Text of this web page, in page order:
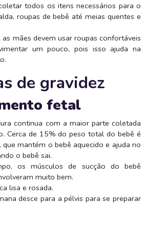
todos os itens necessários para o
roupas de bebê até meias quentes e
as mães devem usar roupas confortáveis
um pouco, pois isso ajuda na
de gravidez
fetal
continua com a maior parte coletada
Cerca de 15% do peso total do bebê é
mantém o bebê aquecido e ajuda no
o bebê sai.
os músculos de sucção do bebê
muito bem.
lisa e rosada.
desce para a pélvis para se preparar